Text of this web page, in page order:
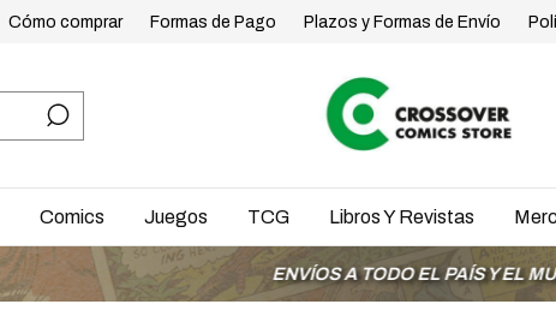
Cómo comprar Formas de Pago Plazos y Formas de Envío
Comics Juegos TCG Libros Y Revistas
ENVÍOS A TODO EL PAÍS Y EL MUNDO